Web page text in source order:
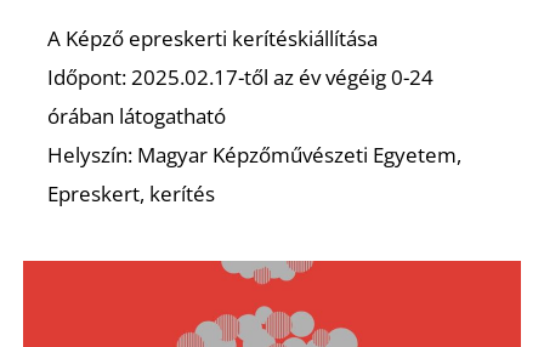
A Képző epreskerti kerítéskiállítása
Időpont: 2025.02.17-től az év végéig 0-24
órában látogatható
Helyszín: Magyar Képzőművészeti Egyetem,
Epreskert, kerítés